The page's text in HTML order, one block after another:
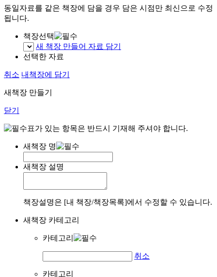
동일자료를 같은 책장에 담을 경우 담은 시점만 최신으로 수정
됩니다.
책장선택
새 책장 만들어 자료 담기
선택한 자료
취소 내책장에 담기
새책장 만들기
닫기
표가 있는 항목은 반드시 기재해 주셔야 합니다.
새책장 명
새책장 설명
책장설명은 [내 책장/책장목록]에서 수정할 수 있습니다.
새책장 카테고리
카테고리
취소
카테고리